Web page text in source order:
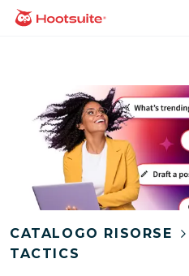
Salta
Homepage
CATALOGO RISORSE
TACTICS